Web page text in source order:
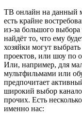
ТВ онлайн на данный
есть крайне
из-за большого
найдёт то, что ему
хозяйки могут
проектов, или шоу по
Или, например, для
мультфильмами или
предпочитает
широкий выбор
прочих. Есть
именно нас: